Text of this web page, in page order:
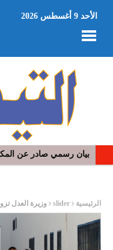
الأحد 9 أغسطس 2026
بيان رسمي صادر عن
في افتتاح مهرجان
الرئيسية slider وزيرة العدل